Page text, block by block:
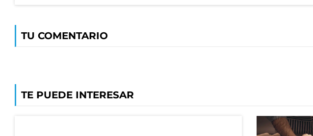
TU COMENTARIO
TE PUEDE INTERESAR